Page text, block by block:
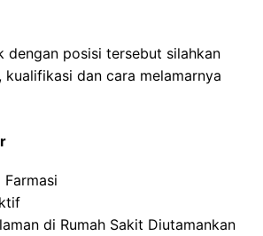
dengan posisi tersebut silahkan
kualifikasi dan cara melamarnya
Farmasi
di Rumah Sakit Diutamankan